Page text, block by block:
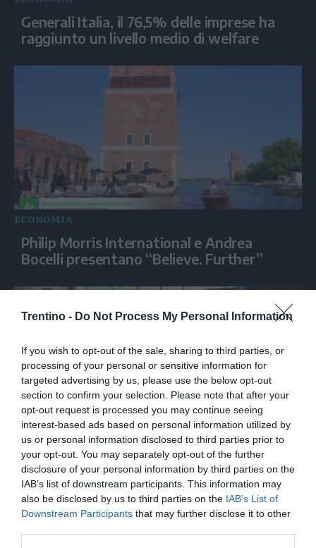
Trentino - Do Not Process My Personal Information
If you wish to opt-out of the sale, sharing to third parties, or
processing of your personal or sensitive information for
targeted advertising by us, please use the below opt-out
section to confirm your selection. Please note that after your
opt-out request is processed you may continue seeing
interest-based ads based on personal information utilized by
us or personal information disclosed to third parties prior to
your opt-out. You may separately opt-out of the further
disclosure of your personal information by third parties on the
IAB’s list of downstream participants. This information may
also be disclosed by us to third parties on the IAB’s List of
Downstream Participants that may further disclose it to other
Generali Italia, il 76,5% delle imprese ha
raggiunto un livello medio di welfare
ECONOMIA
Philip Morris International e Andrea
Bocelli presentano “Believe. Further”
ECONOMIA
Siemens, la Physical AI ridisegna
l'industria